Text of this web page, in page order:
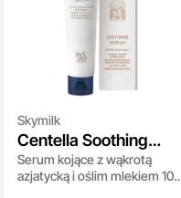
Skymilk
Centella Soothing
Serum With Donkey
Milk
Serum kojące z wąkrotą
azjatycką i oślim mlekiem 100